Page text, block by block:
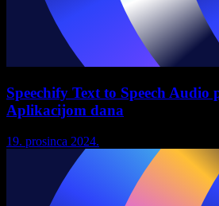
Speechify Text to Speech Audio
Aplikacijom dana
19. prosinca 2024.